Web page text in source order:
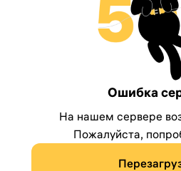
Ошибка
На нашем сервере
Пожалуйста,